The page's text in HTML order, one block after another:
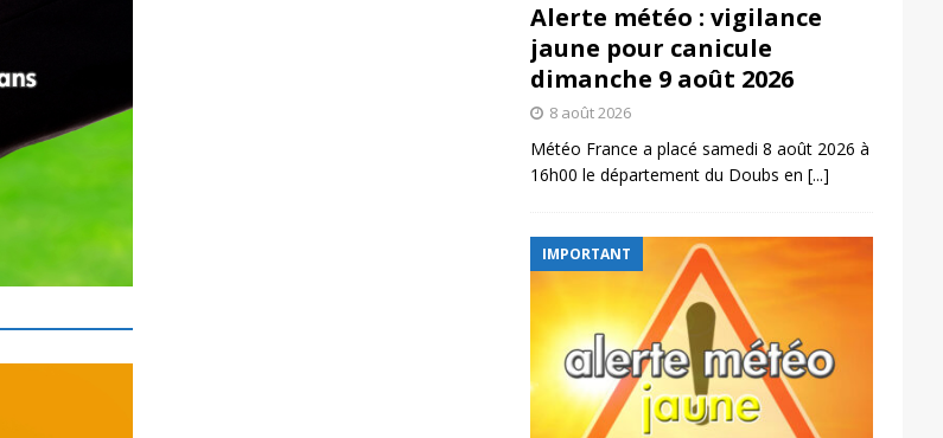
Alerte météo : vigilance
jaune pour canicule
dimanche 9 août 2026
8 août 2026
Météo France a placé samedi 8 août 2026 à
16h00 le département du Doubs en [...]
IMPORTANT